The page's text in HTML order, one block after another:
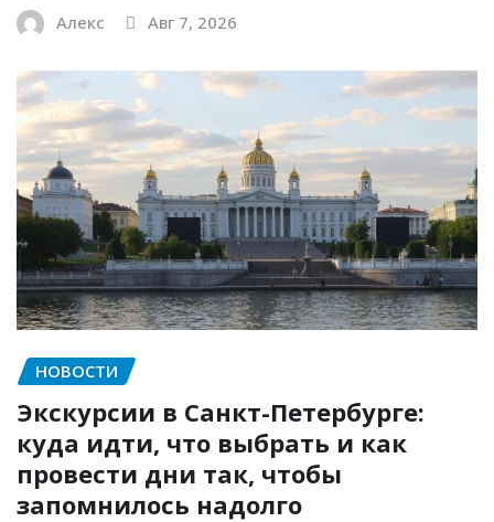
Алекс Авг 7, 2026
НОВОСТИ
Экскурсии в Санкт-Петербурге:
куда идти, что выбрать и как
провести дни так, чтобы
запомнилось надолго